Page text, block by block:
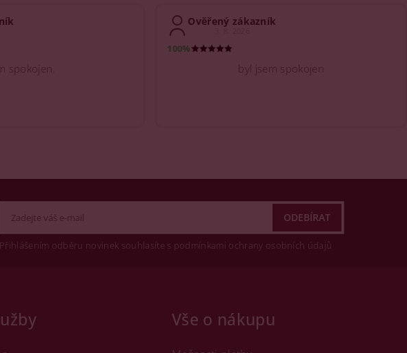
spokojen.
Ověřený zákazník
100%
byl jsem spokojen
Přihlášením odběru novinek souhlasíte s podmínkami ochrany osobních údajů
Vše o nákupu